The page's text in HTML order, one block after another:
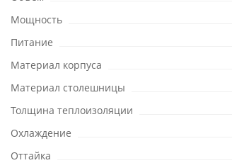
Мощность
Питание
Материал корпуса
Материал столешницы
Толщина теплоизоляции
Охлаждение
Оттайка